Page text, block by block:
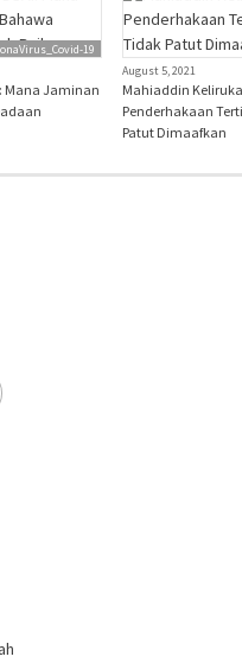
19
Mana Jaminan
August 5, 2021
Mahiaddin
Penderhakaan
Patut Dimaafkan